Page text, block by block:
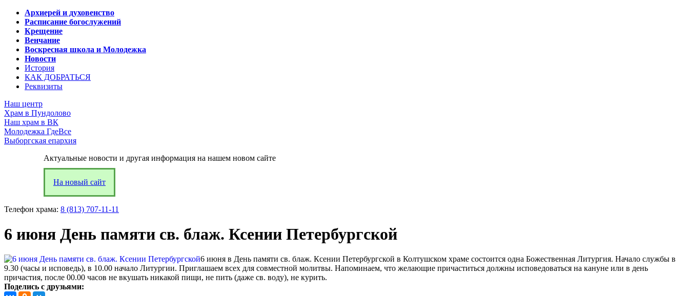
Архиерей и духовенство
Расписание богослужений
Крещение
Венчание
Воскресная школа и Молодежка
Новости
История
КАК ДОБРАТЬСЯ
Реквизиты
Наш центр
Храм в Пундолово
Наш храм в ВК
Молодежка ГдеВсе
Выборгская епархия
Актуальные новости и другая информация на нашем новом сайте
На новый сайт
Телефон храма: 8 (813) 707-11-11
6 июня День памяти св. блаж. Ксении Петербургской
6 июня в День памяти св. блаж. Ксении Петербургской в Колтушском храме состоится одна Божественная Литургия. Начало службы в
9.30 (часы и исповедь), в 10.00 начало Литургии. Приглашаем всех для совместной молитвы. Напоминаем, что желающие причаститься должны исповедоваться на кануне или в день
причастия, после 00.00 часов не вкушать никакой пищи, не пить (даже св. воду), не курить.
Поделись с друзьями: